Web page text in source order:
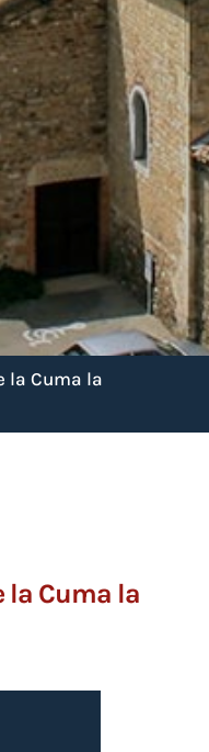
la Cuma la
la Cuma la